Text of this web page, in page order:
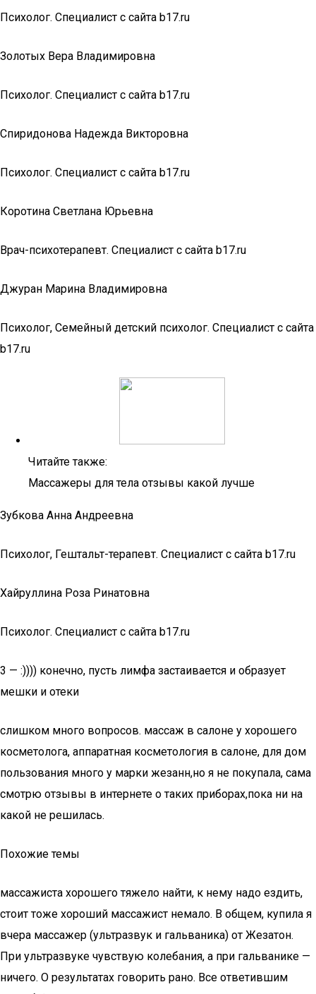
Психолог. Специалист с сайта b17.ru
Золотых Вера Владимировна
Психолог. Специалист с сайта b17.ru
Спиридонова Надежда Викторовна
Психолог. Специалист с сайта b17.ru
Коротина Светлана Юрьевна
Врач-психотерапевт. Специалист с сайта b17.ru
Джуран Марина Владимировна
Психолог, Семейный детский психолог. Специалист с сайта
b17.ru
Читайте также:
Массажеры для тела отзывы какой лучше
Зубкова Анна Андреевна
Психолог, Гештальт-терапевт. Специалист с сайта b17.ru
Хайруллина Роза Ринатовна
Психолог. Специалист с сайта b17.ru
3 — :)))) конечно, пусть лимфа застаивается и образует
мешки и отеки
слишком много вопросов. массаж в салоне у хорошего
косметолога, аппаратная косметология в салоне, для дом
пользования много у марки жезанн,но я не покупала, сама
смотрю отзывы в интернете о таких приборах,пока ни на
какой не решилась.
Похожие темы
массажиста хорошего тяжело найти, к нему надо ездить,
стоит тоже хороший массажист немало. В общем, купила я
вчера массажер (ультразвук и гальваника) от Жезатон.
При ультразвуке чувствую колебания, а при гальванике —
ничего. О результатах говорить рано. Все ответившим